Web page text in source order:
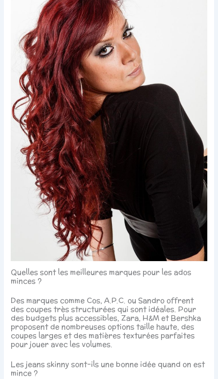
Quelles sont les meilleures marques pour les ados
minces ?
Des marques comme Cos, A.P.C. ou Sandro offrent
des coupes très structurées qui sont idéales. Pour
des budgets plus accessibles, Zara, H&M et Bershka
proposent de nombreuses options taille haute, des
coupes larges et des matières texturées parfaites
pour jouer avec les volumes.
Les jeans skinny sont-ils une bonne idée quand on est
mince ?